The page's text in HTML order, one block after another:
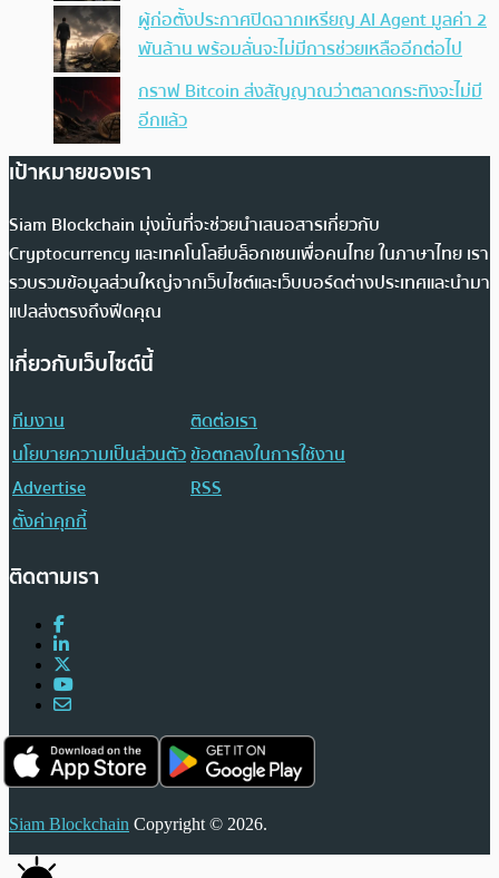
ผู้ก่อตั้งประกาศปิดฉากเหรียญ AI Agent มูลค่า 2
พันล้าน พร้อมลั่นจะไม่มีการช่วยเหลืออีกต่อไป
กราฟ Bitcoin ส่งสัญญาณว่าตลาดกระทิงจะไม่มี
อีกแล้ว
เป้าหมายของเรา
Siam Blockchain มุ่งมั่นที่จะช่วยนำเสนอสารเกี่ยวกับ
Cryptocurrency และเทคโนโลยีบล็อกเชนเพื่อคนไทย ในภาษาไทย เรา
รวบรวมข้อมูลส่วนใหญ่จากเว็บไซต์และเว็บบอร์ดต่างประเทศและนำมา
แปลส่งตรงถึงฟีดคุณ
เกี่ยวกับเว็บไซต์นี้
ทีมงาน
ติดต่อเรา
นโยบายความเป็นส่วนตัวข้อตกลงในการใช้งาน
Advertise
RSS
ตั้งค่าคุกกี้
ติดตามเรา
Siam Blockchain Copyright © 2026.